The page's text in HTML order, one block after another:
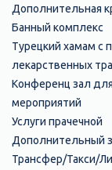
Дополнительная
Банный комплекс
Турецкий хамам с
лекарственных
Конференц зал
мероприятий
Услуги прачечной
Дополнительный
Трансфер/Такси/